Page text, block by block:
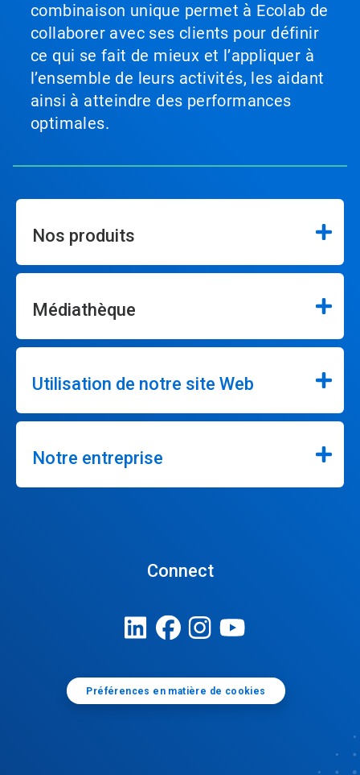
combinaison unique permet à Ecolab de
collaborer avec ses clients pour définir
ce qui se fait de mieux et l’appliquer à
l’ensemble de leurs activités, les aidant
ainsi à atteindre des performances
optimales.
Nos produits
Médiathèque
Utilisation de notre site Web
Notre entreprise
Connect
Préférences en matière de cookies